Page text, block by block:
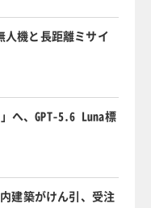
人機と長距離ミサイ
へ、GPT-5.6 Luna標
建築がけん引、受注